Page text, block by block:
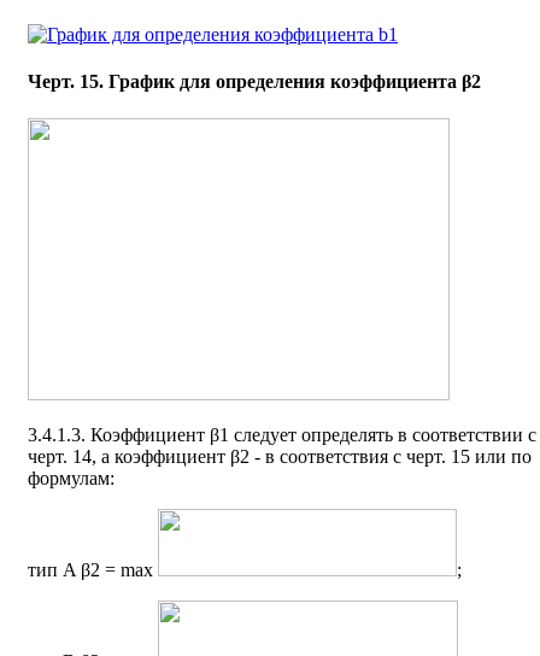
Черт. 15. График для определения коэффициента β2
3.4.1.3. Коэффициент β1 следует определять в соответствии с
черт. 14, а коэффициент β2 - в соответствия с черт. 15 или по
формулам:
тип A β2 = max ;